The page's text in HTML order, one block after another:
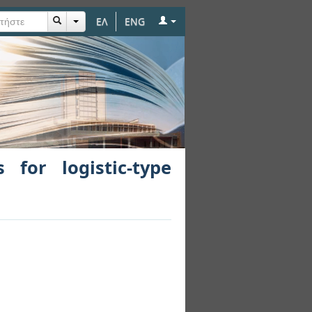
ΕΛ ENG
equations with
for logistic-type